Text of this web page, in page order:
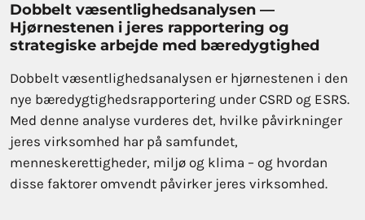
Dobbelt væsentlighedsanalysen —
Hjørnestenen i jeres rapportering og
strategiske arbejde med bæredygtighed
Dobbelt væsentlighedsanalysen er hjørnestenen i den
nye bæredygtighedsrapportering under CSRD og ESRS.
Med denne analyse vurderes det, hvilke påvirkninger
jeres virksomhed har på samfundet,
menneskerettigheder, miljø og klima – og hvordan
disse faktorer omvendt påvirker jeres virksomhed.